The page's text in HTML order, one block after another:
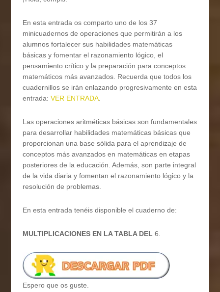
En esta entrada os comparto uno de los 37
minicuadernos de operaciones que permitirán a los
alumnos fortalecer sus habilidades matemáticas
básicas y fomentar el razonamiento lógico, el
pensamiento crítico y la preparación para conceptos
matemáticos más avanzados. Recuerda que todos los
cuadernillos se irán enlazando progresivamente en esta
entrada:VER ENTRADA.
Las operaciones aritméticas básicas son fundamentales
para desarrollar habilidades matemáticas básicas que
proporcionan una base sólida para el aprendizaje de
conceptos más avanzados en matemáticas en etapas
posteriores de la educación. Además, son parte integral
de la vida diaria y fomentan el razonamiento lógico y la
resolución de problemas.
En esta entrada tenéis disponible el cuaderno de:
MULTIPLICACIONES EN LA TABLA DEL6.
Espero que os guste.